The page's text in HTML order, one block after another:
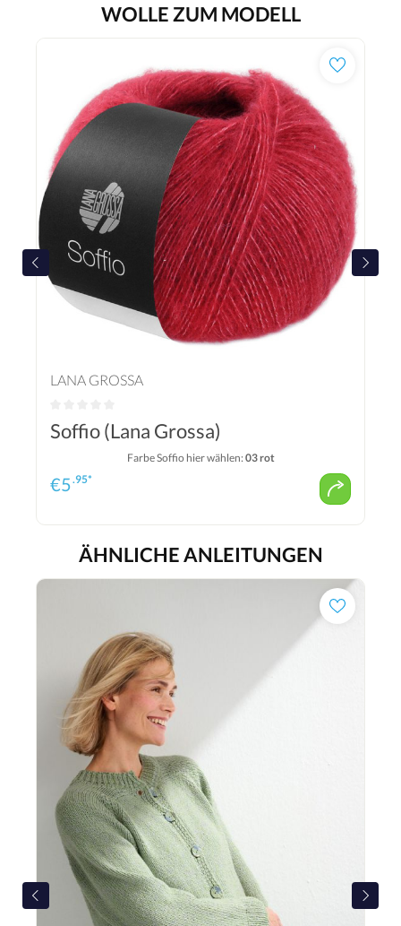
WOLLE ZUM MODELL
LANA GROSSA
Soffio (Lana Grossa)
Farbe Soffio hier wählen:03 rot
€5.95*
ÄHNLICHE ANLEITUNGEN